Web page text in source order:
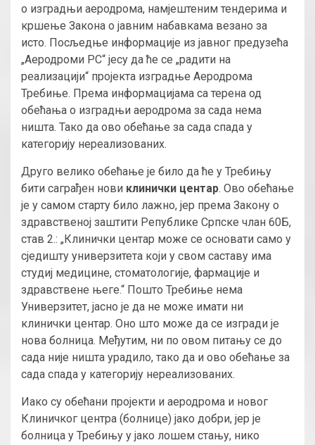
о изградњи аеродрома, намјештеним тендерима и
кршење Закона о јавним набавкама везано за
исто. Посљедње информације из јавног предузећа
„Аеродроми РС“ јесу да ће се „радити на
реализацији“ пројекта изградње Аеродрома
Требиње. Према информацијама са терена од
обећања о изградњи аеродрома за сада нема
ништа. Тако да ово обећање за сада спада у
категорију нереализованих.
Друго велико обећање је било да ће у Требињу
бити саграђен нови клинички центар. Ово обећање
је у самом старту било лажно, јер према Закону о
здравственој заштити Републике Српске члан 60Б,
став 2.: „Клинички центар може се основати само у
сједишту универзитета који у свом саставу има
студиј медицине, стоматологије, фармације и
здравствене његе.“ Пошто Требиње нема
Универзитет, јасно је да не може имати ни
клинички центар. Оно што може да се изгради је
нова болница. Међутим, ни по овом питању се до
сада није ништа урадило, тако да и ово обећање за
сада спада у категорију нереализованих.
Иако су обећани пројекти и аеродрома и новог
Клиничког центра (болнице) јако добри, јер је
болница у Требињу у јако лошем стању, нико